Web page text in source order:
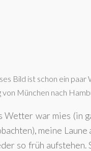
Bild ist schon ein
von München nach
Wetter war mies (in
meine
so früh aufstehen.